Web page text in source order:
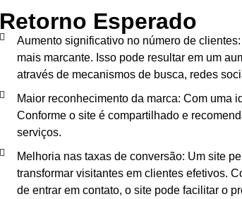
Retorno Esperado
Aumento significativo no número de
mais marcante. Isso pode resultar em um
através de mecanismos de busca, redes
Maior reconhecimento da marca: Com uma
Conforme o site é compartilhado e
serviços.
Melhoria nas taxas de conversão: Um site
transformar visitantes em clientes efetivos.
de entrar em contato, o site pode facilitar o